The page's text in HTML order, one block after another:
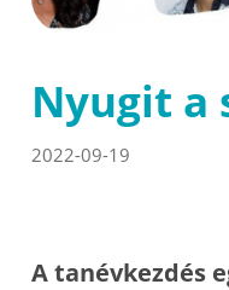
Nyugit a
2022-09-19
A tanévkezdés